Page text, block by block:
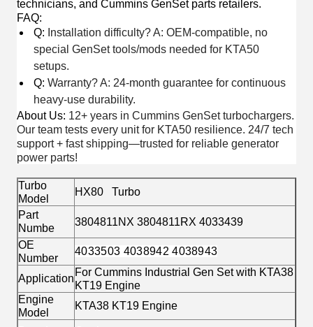
technicians, and Cummins GenSet parts retailers.
FAQ:
Q: Installation difficulty? A: OEM-compatible, no
special GenSet tools/mods needed for KTA50
setups.
Q: Warranty? A: 24-month guarantee for continuous
heavy-use durability.
About Us: 12+ years in Cummins GenSet turbochargers.
Our team tests every unit for KTA50 resilience. 24/7 tech
support + fast shipping—trusted for reliable generator
power parts!
Turbo
Model
HX80 Turbo
Part
Numbe
3804811NX 3804811RX 4033439
OE
Number
4033503 4038942 4038943
Application For Cummins Industrial Gen Set with KTA38
KT19 Engine
Engine
Model
KTA38 KT19 Engine